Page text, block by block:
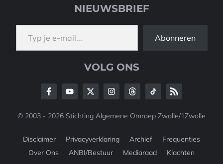
NIEUWSBRIEF
Typ je e-mail...
Abonneren
VOLG ONS
© 2003 - 2026 Stichting Algemene Omroep Zwolle/1Zwolle
Disclaimer Privacyverklaring Archief
Frequenties
Over Ons
ANBI/Bestuur Mediaraad Klachten